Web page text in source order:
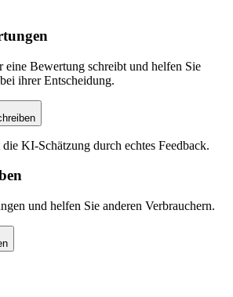
eine Bewertung schreibt und helfen Sie
ihrer Entscheidung.
KI-Schätzung durch echtes Feedback.
und helfen Sie anderen Verbrauchern.